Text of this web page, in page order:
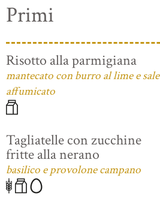
Primi
Risotto alla parmigiana
mantecato con burro al lime e sale
affumicato
Tagliatelle con zucchine
fritte alla nerano
basilico e provolone campano